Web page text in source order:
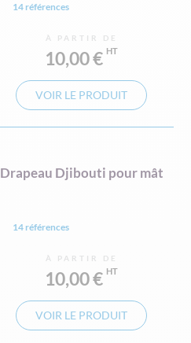
14 références
À PARTIR DE
10,00 €
VOIR LE PRODUIT
Drapeau Djibouti pour mât
14 références
À PARTIR DE
10,00 €
VOIR LE PRODUIT